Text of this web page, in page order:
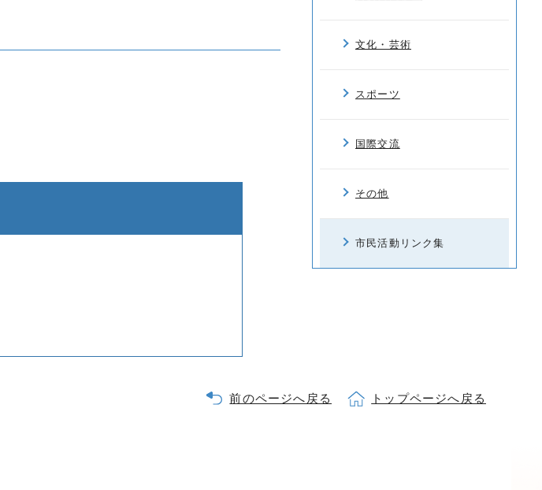
文化・芸術
スポーツ
国際交流
その他
市民活動リンク集
前のページへ戻る トップページへ戻る